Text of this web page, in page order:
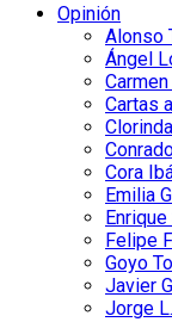
Opinión
Alonso
Ángel
Cartas
Cora
Emilia
Felipe
Goyo
Javier
Jorge